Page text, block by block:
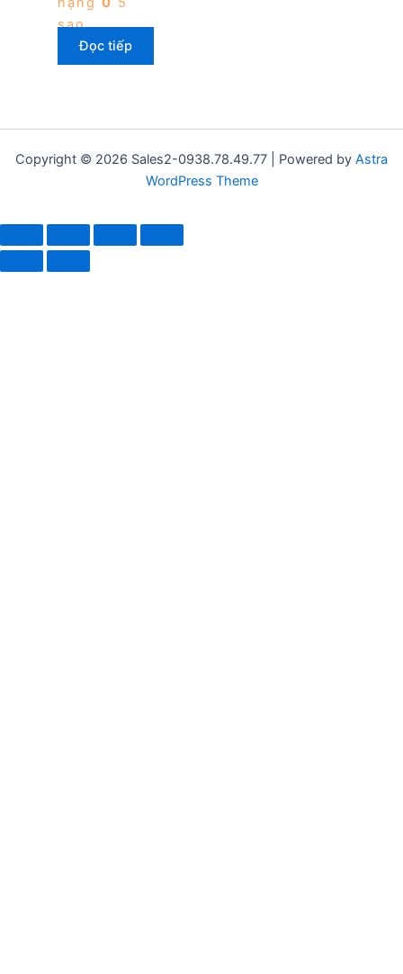
sao
Đọc tiếp
Copyright © 2026 Sales2-0938.78.49.77 | Powered by Astra
WordPress Theme